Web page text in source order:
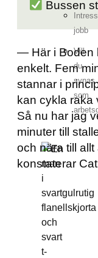
jobb
Vill
du
synas
som
Bussen
— Här i Boden
enkelt. Fem
stannar i
kan cykla raka
Så nu har jag
minuter till
och nära till
konstaterar